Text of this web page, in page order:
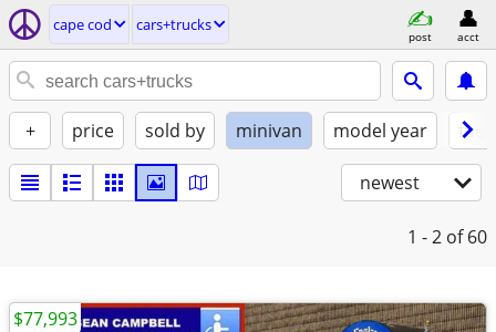
cape cod cars+trucks
post acct
+ price sold by minivan model year fuel
newest
1 - 2 of 60
$77,993